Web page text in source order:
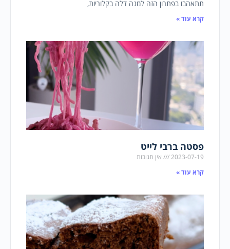
תתאהבו בפתרון הזה למנה דלה בקלוריות,
קרא עוד »
פסטה ברבי לייט
2023-07-19
אין תגובות
קרא עוד »